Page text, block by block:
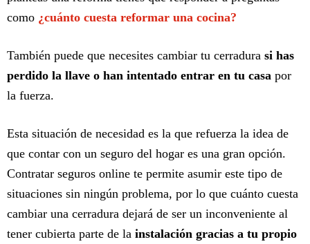
como ¿cuánto cuesta reformar una cocina?
También puede que necesites cambiar tu cerradura si has
perdido la llave o han intentado entrar en tu casa por
la fuerza.
Esta situación de necesidad es la que refuerza la idea de
que contar con un seguro del hogar es una gran opción.
Contratar seguros online te permite asumir este tipo de
situaciones sin ningún problema, por lo que cuánto cuesta
cambiar una cerradura dejará de ser un inconveniente al
tener cubierta parte de la instalación gracias a tu propio